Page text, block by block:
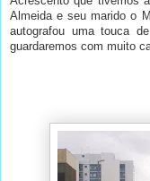
Almeida e seu marido o
autografou uma touca
guardaremos com muito